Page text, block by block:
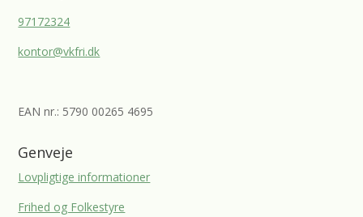
97172324
kontor@vkfri.dk
EAN nr.: 5790 00265 4695
Genveje
Lovpligtige informationer
Frihed og Folkestyre